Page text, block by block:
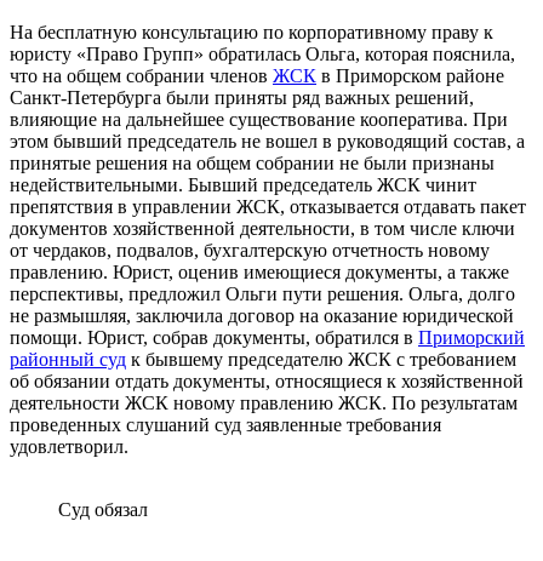
На бесплатную консультацию по корпоративному праву к
юристу «Право Групп» обратилась Ольга, которая пояснила,
что на общем собрании членов ЖСК в Приморском районе
Санкт-Петербурга были приняты ряд важных решений,
влияющие на дальнейшее существование кооператива. При
этом бывший председатель не вошел в руководящий состав, а
принятые решения на общем собрании не были признаны
недействительными. Бывший председатель ЖСК чинит
препятствия в управлении ЖСК, отказывается отдавать пакет
документов хозяйственной деятельности, в том числе ключи
от чердаков, подвалов, бухгалтерскую отчетность новому
правлению. Юрист, оценив имеющиеся документы, а также
перспективы, предложил Ольги пути решения. Ольга, долго
не размышляя, заключила договор на оказание юридической
помощи. Юрист, собрав документы, обратился в Приморский
районный суд к бывшему председателю ЖСК с требованием
об обязании отдать документы, относящиеся к хозяйственной
деятельности ЖСК новому правлению ЖСК. По результатам
проведенных слушаний суд заявленные требования
удовлетворил.
Суд обязал